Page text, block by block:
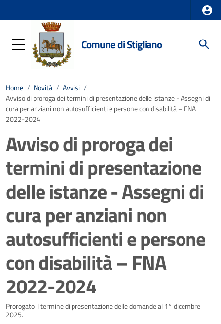
Comune di Stigliano
Home / Novità / Avvisi /
Avviso di proroga dei termini di presentazione delle istanze - Assegni di
cura per anziani non autosufficienti e persone con disabilità – FNA
2022-2024
Avviso di proroga dei
termini di presentazione
delle istanze - Assegni di
cura per anziani non
autosufficienti e persone
con disabilità – FNA
2022-2024
Dettagli della notizia
Prorogato il termine di presentazione delle domande al 1° dicembre
2025.